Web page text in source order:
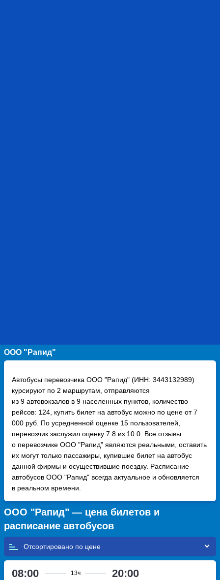
ООО "Рапид"
Автобусы перевозчика ООО "Рапид" (ИНН: 3443132989)
курсируют по 2 маршрутам, отправляются
из 9 автовокзалов в 9 населенных пунктов, количество
рейсов: 124, купить билет на автобус можно по цене от 7
000 руб. По усредненной оценке 15 пользователей,
перевозчик заслужил оценку 7.8 из 10.0. Все отзывы
о перевозчике ООО "Рапид" являются реальными, оставить
их могут только пассажиры, купившие билет на автобус
данной фирмы и осуществившие поездку. Расписание
автобусов ООО "Рапид" всегда актуальное и обновляется
в реальном времени.
ООО "Рапид" — цена билетов и
расписание автобусов
Отсортировано по
08:00 13ч 20:00